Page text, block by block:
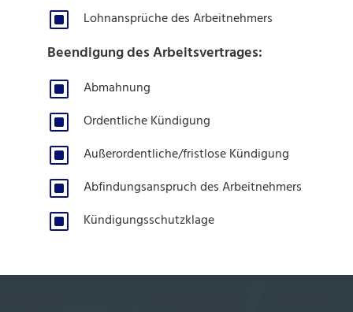
W Lohnansprüche des Arbeitnehmers
Beendigung des Arbeitsvertrages:
W Abmahnung
W Ordentliche Kündigung
W Außerordentliche/fristlose Kündigung
W Abfindungsanspruch des Arbeitnehmers
W Kündigungsschutzklage